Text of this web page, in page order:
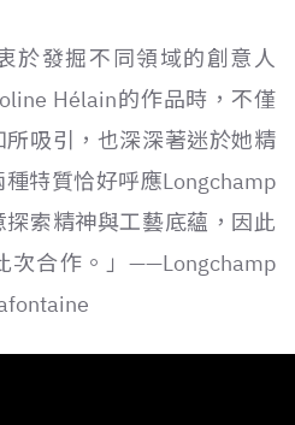
於發掘不同領域的創意人
Hélain的作品時，不僅
吸引，也深深著迷於她精
特質恰好呼應Longchamp
索精神與工藝底蘊，因此
次合作。」——Longchamp